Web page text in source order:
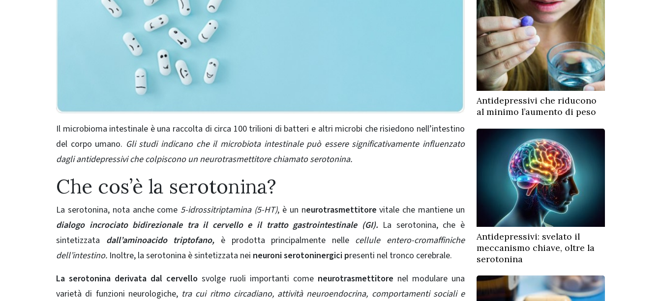
Il microbioma intestinale è una raccolta di circa 100 trilioni di batteri e altri microbi che risiedono nell’intestino
del corpo umano. Gli studi indicano che il microbiota intestinale può essere significativamente influenzato
dagli antidepressivi che colpiscono un neurotrasmettitore chiamato serotonina.
Che cos’è la serotonina?
La serotonina, nota anche come 5-idrossitriptamina (5-HT), è un neurotrasmettitore vitale che mantiene un
dialogo incrociato bidirezionale tra il cervello e il tratto gastrointestinale (GI).La serotonina, che è
sintetizzata dall’aminoacido triptofano, è prodotta principalmente nelle cellule entero-cromaffiniche
dell’intestino. Inoltre, la serotonina è sintetizzata nei neuroni serotoninergici presenti nel tronco cerebrale.
La serotonina derivata dal cervello svolge ruoli importanti come neurotrasmettitore nel modulare una
varietà di funzioni neurologiche,tra cui ritmo circadiano, attività neuroendocrina, comportamenti sociali e
Antidepressivi che riducono
al minimo l’aumento di peso
Antidepressivi: svelato il
meccanismo chiave, oltre la
serotonina